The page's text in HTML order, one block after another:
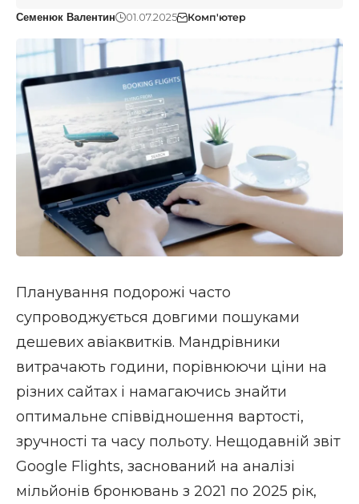
Семенюк Валентин 01.07.2025 Комп'ютер
Планування подорожі часто
супроводжується довгими пошуками
дешевих авіаквитків. Мандрівники
витрачають години, порівнюючи ціни на
різних сайтах і намагаючись знайти
оптимальне співвідношення вартості,
зручності та часу польоту. Нещодавній звіт
Google Flights, заснований на аналізі
мільйонів бронювань з 2021 по 2025 рік,